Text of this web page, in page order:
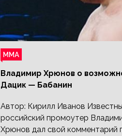
ММА
Владимир Хрюнов о
Дацик — Бабанин
Автор: Кирилл Иванов
российский промоутер
Хрюнов дал свой комментарий